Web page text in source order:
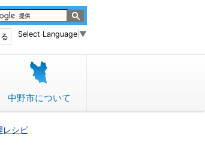
Select Language ▼
中野市について
レシピ